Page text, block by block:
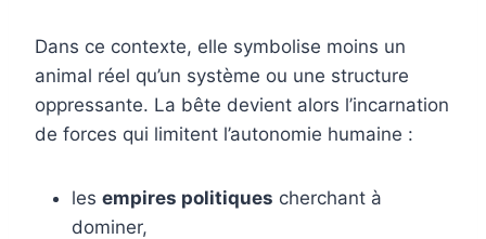
Dans ce contexte, elle symbolise moins un
animal réel qu’un système ou une structure
oppressante. La bête devient alors l’incarnation
de forces qui limitent l’autonomie humaine :
les empires politiques cherchant à
dominer,